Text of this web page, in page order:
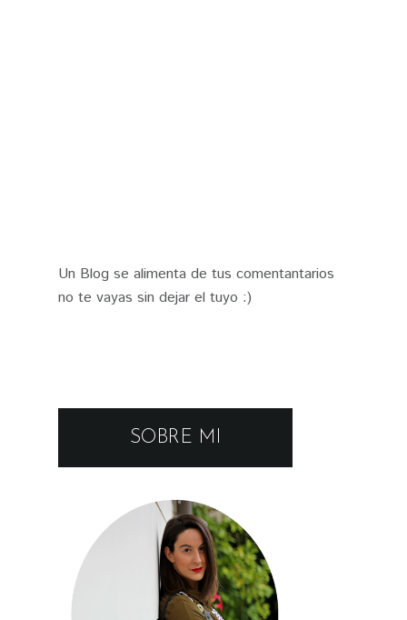
Un Blog se alimenta de tus comentantarios
no te vayas sin dejar el tuyo :)
SOBRE MI